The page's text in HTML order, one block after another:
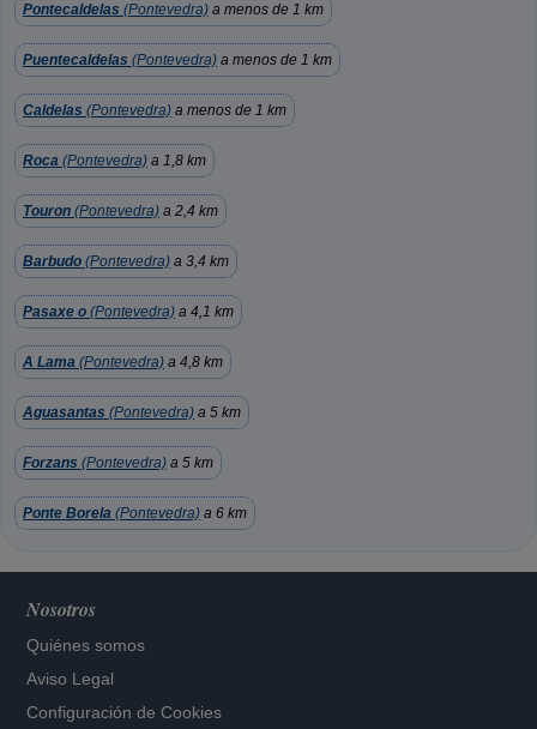
Pontecaldelas (Pontevedra) a menos de 1 km
Puentecaldelas (Pontevedra) a menos de 1 km
Caldelas (Pontevedra) a menos de 1 km
Roca (Pontevedra) a 1,8 km
Touron (Pontevedra) a 2,4 km
Barbudo (Pontevedra) a 3,4 km
Pasaxe o (Pontevedra) a 4,1 km
A Lama (Pontevedra) a 4,8 km
Aguasantas (Pontevedra) a 5 km
Forzans (Pontevedra) a 5 km
Ponte Borela (Pontevedra) a 6 km
Nosotros
Quiénes somos
Aviso Legal
Configuración de Cookies